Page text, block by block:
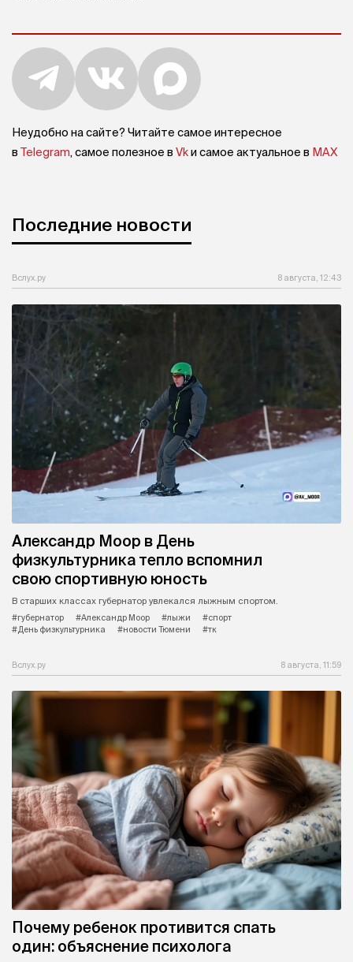
Неудобно на сайте? Читайте самое интересное
в Telegram, самое полезное в Vkи самое актуальное в MAX
Последние новости
Вслух.ру 8 августа, 12:43
Александр Моор в День
физкультурника тепло вспомнил
свою спортивную юность
В старших классах губернатор увлекался лыжным спортом.
#губернатор
#Александр Моор #лыжи
#спорт
#День физкультурника
#новости Тюмени #тк
Вслух.ру 8 августа, 11:59
Почему ребенок противится спать
один: объяснение психолога